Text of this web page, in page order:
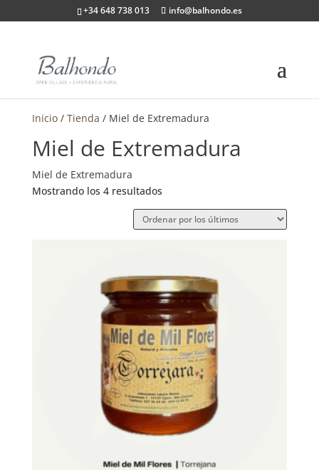
+34 648 738 013 info@balhondo.es
Inicio/ Tienda / Miel de Extremadura
Miel de Extremadura
Miel de Extremadura
Mostrando los 4 resultadosOrdenado
por
los